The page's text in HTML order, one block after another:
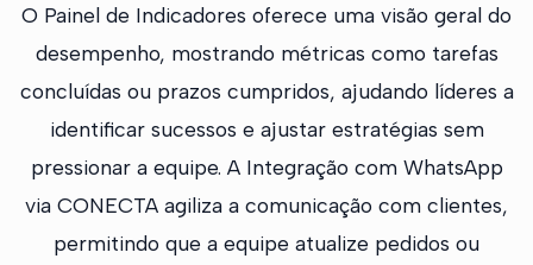
O Painel de Indicadores oferece uma visão geral do
desempenho, mostrando métricas como tarefas
concluídas ou prazos cumpridos, ajudando líderes a
identificar sucessos e ajustar estratégias sem
pressionar a equipe. A Integração com WhatsApp
via CONECTA agiliza a comunicação com clientes,
permitindo que a equipe atualize pedidos ou